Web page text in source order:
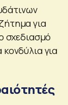
για
σχεδιασμό
για